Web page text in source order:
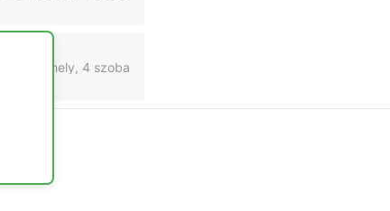
6 férőhely, 4 szoba